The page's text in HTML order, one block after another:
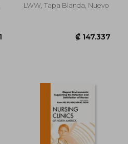
LWW, Tapa Blanda, Nuevo